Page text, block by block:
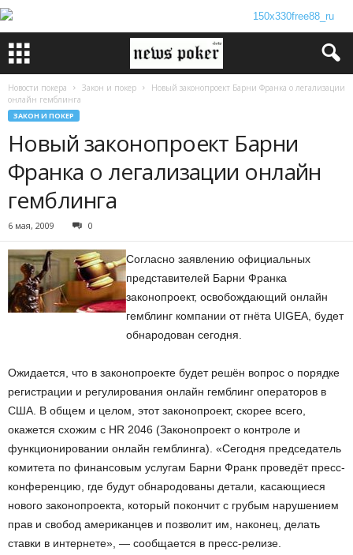
Новости покера Закон и покер
Новый законопроект Барни Франка о легализации
онлайн гемблинга
ЗАКОН И ПОКЕР
Новый законопроект Барни
Франка о легализации онлайн
гемблинга
6 мая, 2009 0
Согласно заявлению официальных
представителей Барни Франка
законопроект, освобождающий онлайн
гемблинг компании от гнёта UIGEA, будет
обнародован сегодня.
Ожидается, что в законопроекте будет решён вопрос о порядке
регистрации и регулирования онлайн гемблинг операторов в
США. В общем и целом, этот законопроект, скорее всего,
окажется схожим с HR 2046 (Законопроект о контроле и
функционировании онлайн гемблинга). «Сегодня председатель
комитета по финансовым услугам Барни Франк проведёт пресс-
конференцию, где будут обнародованы детали, касающиеся
нового законопроекта, который покончит с грубым нарушением
прав и свобод американцев и позволит им, наконец, делать
ставки в интернете», — сообщается в пресс-релизе.